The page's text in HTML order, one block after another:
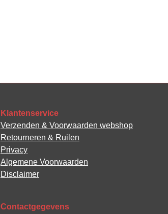
Klantenservice
Verzenden & Voorwaarden webshop
Retourneren & Ruilen
Privacy
Algemene Voorwaarden
Disclaimer
Contactgegevens